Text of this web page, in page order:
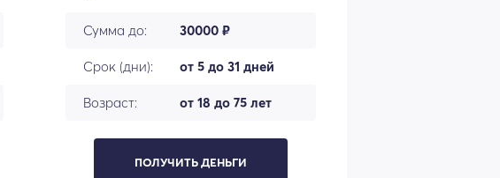
Сумма до: 30000 ₽
Срок (дни): от 5 до 31 дней
Возраст: от 18 до 75 лет
ПОЛУЧИТЬ ДЕНЬГИ